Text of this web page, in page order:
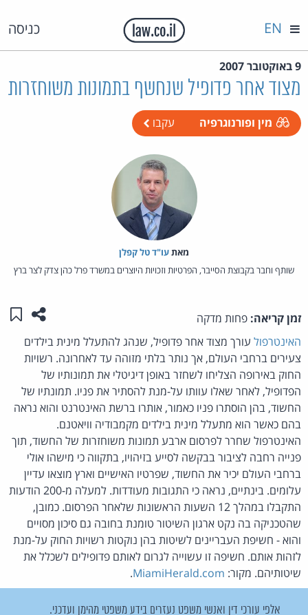
כניסה EN
9 באוקטובר 2007
מצוד אחר פדופיל שנחשף בתמונות משוחזרות
מין ופורנוגרפיה עקבו
מאת‏עו"ד טל קפלן
שותף וחבר בקבוצת הסייבר, הפרטיות וזכויות היוצרים במשרד פרל כהן צדק לצר ברץ
זמן קריאה: פחות מדקה שתפו
האינטרפול עורך מצוד אחר פדופיל, שנהג להתעלל מינית בילדים
צעירים ברחבי העולם, אך נותר בלתי מזוהה עד לאחרונה. רשויות
החוק באירופה הצליחו לשחזר באופן דיגיטלי את תמונותיו של
הפדופיל, לאחר שאלו עוותו על-מנת להסתיר את פניו. תמונתיו של
החשוד, בהן הוסתרו פניו כאמור, אותרו ברשת האינטרנט והוא נראה
בהם כאשר הוא מתעלל מינית בילדים מקמבודיה וויאטנם.
האינטרפול שחרר לפרסום ארבע תמונות משוחזרות של החשוד, תוך
פנייה רחבה לציבור בבקשה לסייע בזיהויו, בתקווה כי מישהו אולי
ברחבי העולם יכיר את החשוד, שפרטיו האישיים וארץ מוצאו עדיין
עלומים. בינתיים, נראה כי התגובות מעודדות. למעלה מ-200 הודעות
התקבלו במהלך 12 השעות הראשונות שלאחר הפרסום. כמובן,
שהטכניקה בה נקט ארגון השיטור טומנת בחובה גם סיכון מסויים
והוא - חשיפת העבריינים לשיטות בהן נוקטות רשויות החוק על-מנת
לזהות אותם. חשיפה זו עשוייה לגרום לאותם פדופילים לשכלל את
שיטותיהם. מקור: MiamiHerald.com
.
אלפי עורכי דין ואנשי משפט נעזרים בידע משפטי מהימן ועדכני.